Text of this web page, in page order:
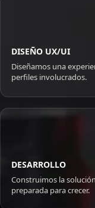
DISEÑO UX/UI
Diseñamos una
perfiles involucrados.
DESARROLLO
Construimos la
preparada para crecer.